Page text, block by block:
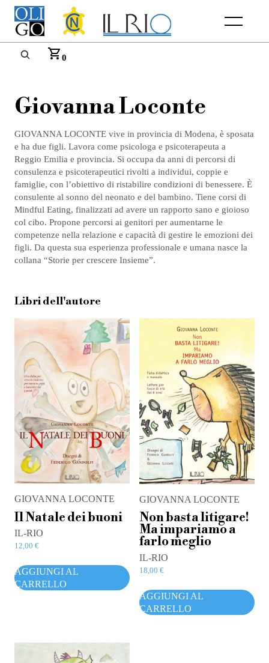
Menu
0
Giovanna Loconte
GIOVANNA LOCONTE vive in provincia di Modena, è sposata
e ha due figli. Lavora come psicologa e psicoterapeuta a
Reggio Emilia e provincia. Si occupa da anni di percorsi di
consulenza e psicoterapeutici rivolti a individui, coppie e
famiglie, con l’obiettivo di ristabilire condizioni di benessere. È
consulente al sonno del neonato e del bambino. Tiene corsi di
Mindful Eating, finalizzati ad avere un rapporto sano e gioioso
col cibo. Propone percorsi ai genitori per aumentarne le
competenze nella relazione e capacità di gestire le emozioni dei
figli. Da questa sua esperienza professionale e umana nasce la
collana “Storie per crescere Insieme”.
Libri dell'autore
GIOVANNA LOCONTE
Il Natale dei buoni
IL-RIO
12,00 €
AGGIUNGI AL
CARRELLO
GIOVANNA LOCONTE
Non basta litigare!
Ma impariamo a
farlo meglio
IL-RIO
18,00 €
AGGIUNGI AL
CARRELLO